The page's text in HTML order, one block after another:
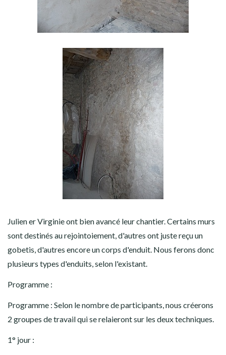
Julien er Virginie ont bien avancé leur chantier. Certains murs
sont destinés au rejointoiement, d'autres ont juste reçu un
gobetis, d'autres encore un corps d'enduit. Nous ferons donc
plusieurs types d'enduits, selon l'existant.
Programme :
Programme : Selon le nombre de participants, nous créerons
2 groupes de travail qui se relaieront sur les deux techniques.
1° jour :